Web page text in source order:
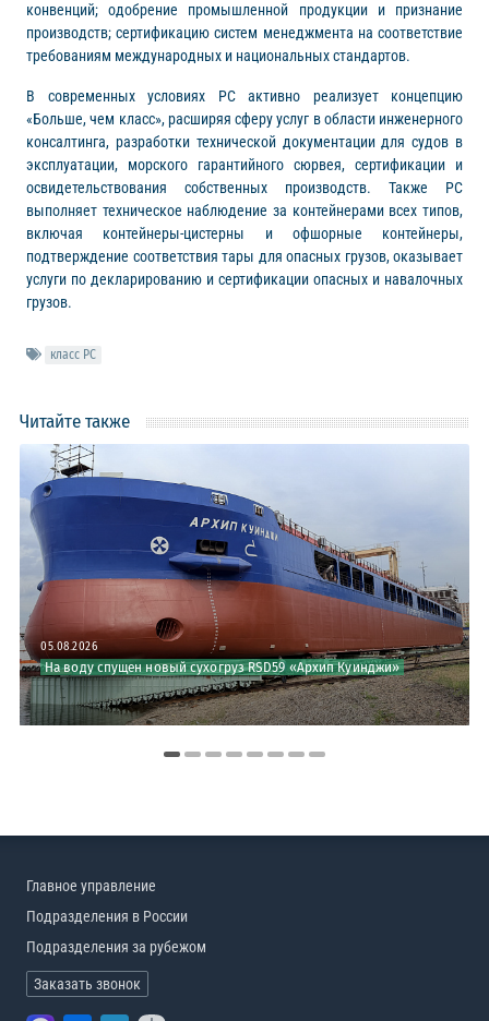
конвенций; одобрение промышленной продукции и признание
производств; сертификацию систем менеджмента на соответствие
требованиям международных и национальных стандартов.
В современных условиях РС активно реализует концепцию
«Больше, чем класс», расширяя сферу услуг в области инженерного
консалтинга, разработки технической документации для судов в
эксплуатации, морского гарантийного сюрвея, сертификации и
освидетельствования собственных производств. Также РС
выполняет техническое наблюдение за контейнерами всех типов,
включая контейнеры-цистерны и офшорные контейнеры,
подтверждение соответствия тары для опасных грузов, оказывает
услуги по декларированию и сертификации опасных и навалочных
грузов.
класс РС
Читайте также
05.08.2026
На воду спущен новый сухогруз RSD59 «Архип Куинджи»
Главное управление
Подразделения в России
Подразделения за рубежом
Заказать звонок